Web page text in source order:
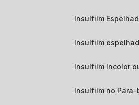
Insulfilm
Insulfilm
Insulfilm Incolor
Insulfilm no Para-